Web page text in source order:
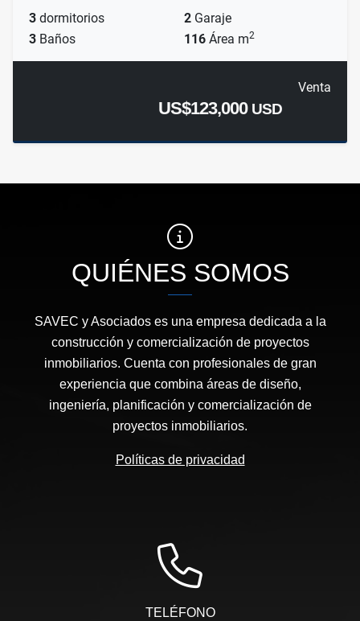
3 dormitorios 2 Garaje
3 Baños 116 Área m2
Venta
US$123,000 USD
QUIÉNES SOMOS
SAVEC y Asociados es una empresa dedicada a la
construcción y comercialización de proyectos
inmobiliarios. Cuenta con profesionales de gran
experiencia que combina áreas de diseño,
ingeniería, planificación y comercialización de
proyectos inmobiliarios.
Políticas de privacidad
TELÉFONO